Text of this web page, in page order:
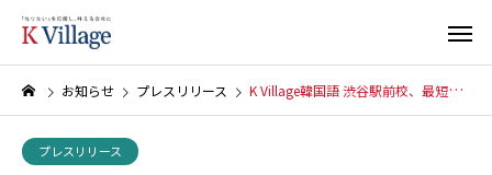
お知らせ プレスリリース K Village韓国語 渋谷駅前校、最短で在籍生徒数500名を突破！
プレスリリース